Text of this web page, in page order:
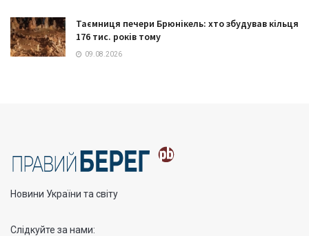
Таємниця печери Брюнікель: хто збудував кільця
176 тис. років тому
09.08.2026
Новини України та світу
Слідкуйте за нами: